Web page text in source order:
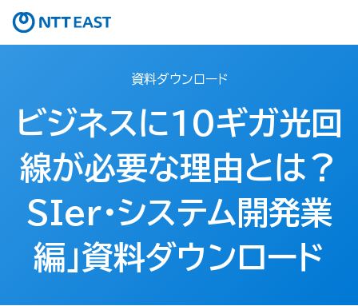
資料ダウンロード
ビジネスに10ギガ光回
線が必要な理由とは？
SIer・システム開発業
編」資料ダウンロード